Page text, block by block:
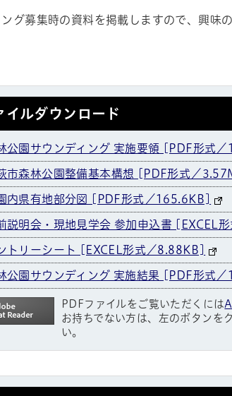
グ募集時の資料を掲載しますので、興味
イルダウンロード
公園サウンディング 実施要領 [PDF形式／
市森林公園整備基本構想 [PDF形式／
内県有地部分図 [PDF形式／165.6KB]
説明会・現地見学会 参加申込書 [EXCEL
トリーシート [EXCEL形式／8.88KB]
公園サウンディング 実施結果 [PDF形式
PDFファイルをご覧いただくには
お持ちでない方は、左のボタンを
い。